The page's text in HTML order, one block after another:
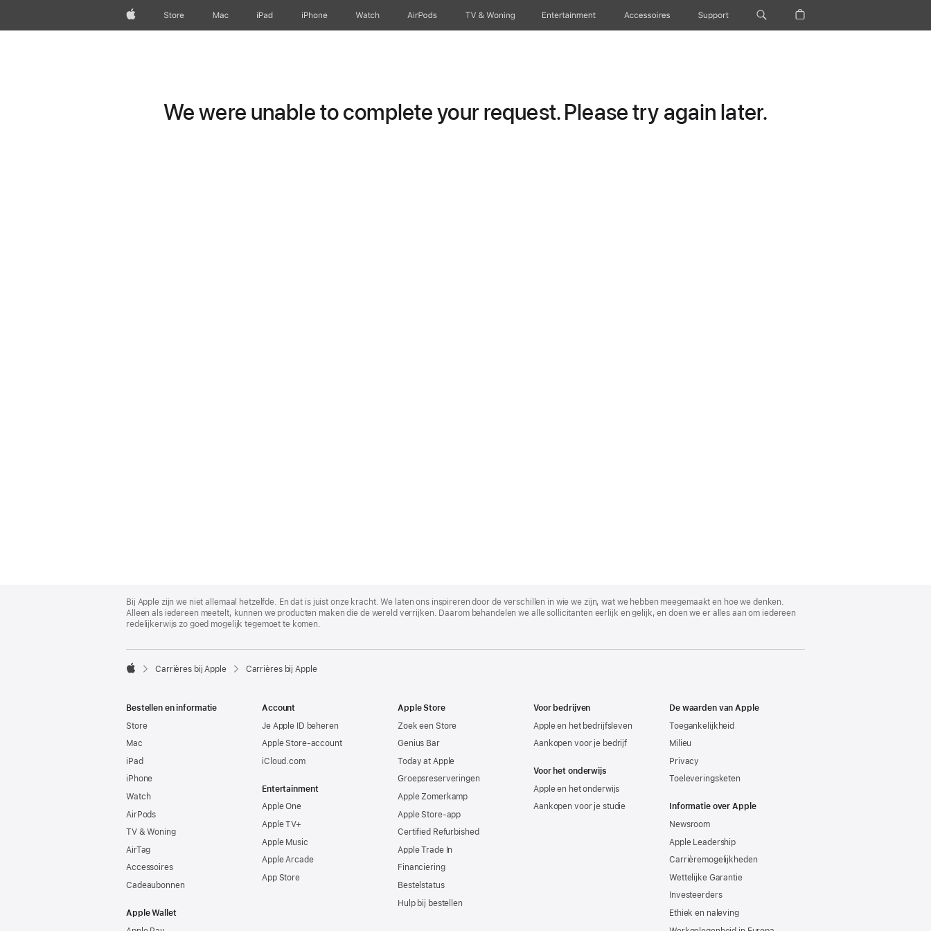
AppleStore Mac iPad iPhone Watch AirPods TV & Woning Entertainment Accessoires Support
We were unable to complete your request. Please try again later.
Footer
Bij Apple zijn we niet allemaal hetzelfde. En dat is juist onze kracht. We laten ons inspireren door de verschillen in wie we zijn, wat we hebben meegemaakt en hoe we denken.
Alleen als iedereen meetelt, kunnen we producten maken die de wereld verrijken. Daarom behandelen we alle sollicitanten eerlijk en gelijk, en doen we er alles aan om iedereen
redelijkerwijs zo goed mogelijk tegemoet te komen.

Carrières bij Apple Carrières bij Apple
Bestellen en informatie
Store
Mac
iPad
iPhone
Watch
AirPods
TV & Woning
AirTag
Accessoires
Cadeaubonnen
Apple Wallet
Account
Je Apple ID beheren
Apple Store-account
iCloud.com
Entertainment
Apple One
Apple TV+
Apple Music
Apple Arcade
App Store
Apple Store
Zoek een Store
Genius Bar
Today at Apple
Groepsreserveringen
Apple Zomerkamp
Apple Store-app
Certified Refurbished
Apple Trade In
Financiering
Bestelstatus
Hulp bij bestellen
Voor bedrijven
Apple en het bedrijfsleven
Aankopen voor je bedrijf
Voor het onderwijs
Apple en het onderwijs
Aankopen voor je studie
De waarden van Apple
Toegankelijkheid
Milieu
Privacy
Toeleveringsketen
Informatie over Apple
Newsroom
Apple Leadership
Carrièremogelijkheden
Wettelijke Garantie
Investeerders
Ethiek en naleving